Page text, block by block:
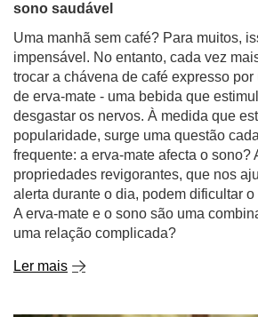
sono saudável
Uma manhã sem café? Para muitos,
impensável. No entanto, cada vez
trocar a chávena de café expresso
de erva-mate - uma bebida que
desgastar os nervos. À medida que
popularidade, surge uma questão
frequente: a erva-mate afecta o sono?
propriedades revigorantes, que nos
alerta durante o dia, podem dificultar
A erva-mate e o sono são uma
uma relação complicada?
Ler mais